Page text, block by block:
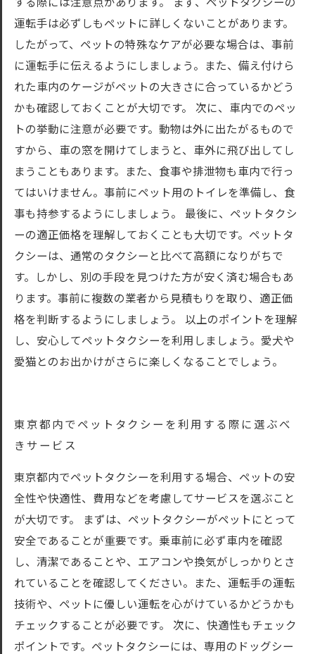
する際には注意点があります。 まず、ペットタクシーの
運転手は必ずしもペットに詳しくないことがあります。
したがって、ペットの特殊なケアが必要な場合は、事前
に運転手に伝えるようにしましょう。また、備え付けら
れた車内のケージがペットの大きさに合っているかどう
かも確認しておくことが大切です。 次に、車内でのペッ
トの挙動に注意が必要です。動物は外に出たがるもので
すから、車の窓を開けてしまうと、車外に飛び出してし
まうこともあります。また、食事や排泄物も車内で行っ
てはいけません。事前にペット用のトイレを準備し、食
事も持参するようにしましょう。 最後に、ペットタクシ
ーの適正価格を理解しておくことも大切です。ペットタ
クシーは、通常のタクシーと比べて高額になりがちで
す。しかし、別の手段を見つけた方が安く済む場合もあ
ります。事前に複数の業者から見積もりを取り、適正価
格を判断するようにしましょう。 以上のポイントを理解
し、安心してペットタクシーを利用しましょう。愛犬や
愛猫とのお出かけがさらに楽しくなることでしょう。
東京都内でペットタクシーを利用する際に選ぶべ
きサービス
東京都内でペットタクシーを利用する場合、ペットの安
全性や快適性、費用などを考慮してサービスを選ぶこと
が大切です。 まずは、ペットタクシーがペットにとって
安全であることが重要です。乗車前に必ず車内を確認
し、清潔であることや、エアコンや換気がしっかりとさ
れていることを確認してください。また、運転手の運転
技術や、ペットに優しい運転を心がけているかどうかも
チェックすることが必要です。 次に、快適性もチェック
ポイントです。ペットタクシーには、専用のドッグシー